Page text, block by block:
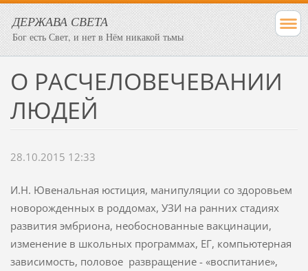
ДЕРЖАВА СВЕТА
Бог есть Свет, и нет в Нём никакой тьмы
О РАСЧЕЛОВЕЧЕВАНИИ
ЛЮДЕЙ
28.10.2015 12:33
И.Н. Ювенальная юстиция, манипуляции со здоровьем
новорожденных в роддомах, УЗИ на ранних стадиях
развития эмбриона, необоснованные вакцинации,
изменение в школьных программах, ЕГ, компьютерная
зависимость, половое развращение - «воспитание»,